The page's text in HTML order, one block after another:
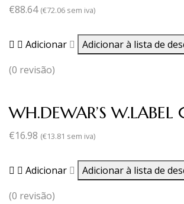
€88.64 (€72.06 sem iva)
Adicionar Adicionar à lista de
(0 revisão)
WH.DEWAR’S
€16.98 (€13.81 sem iva)
Adicionar Adicionar à lista de
(0 revisão)